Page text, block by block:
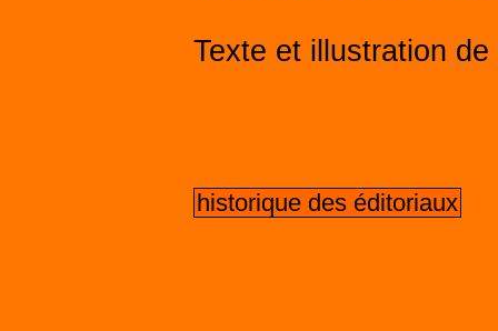
Texte et illustration
historique des éditoriaux